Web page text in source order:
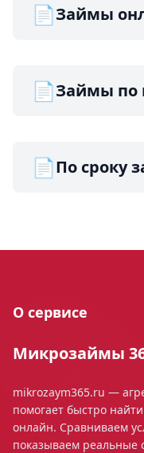
📄Займы
📄Займы по
📄По сроку
О сервисе
Микрозаймы
mikrozaym365.ru —
помогает быстро
онлайн. Сравниваем
показываем реальные